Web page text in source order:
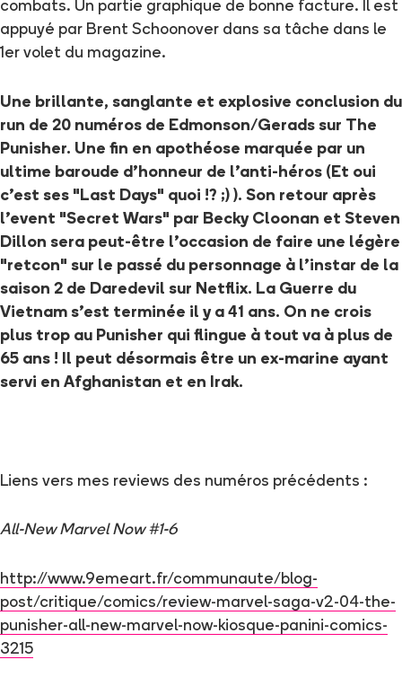
combats. Un partie graphique de bonne facture. Il est
appuyé par Brent Schoonover dans sa tâche dans le
1er volet du magazine.
Une brillante, sanglante et explosive conclusion du
run de 20 numéros de Edmonson/Gerads sur The
Punisher. Une fin en apothéose marquée par un
ultime baroude d'honneur de l'anti-héros (Et oui
c'est ses "Last Days" quoi !? ;) ). Son retour après
l'event "Secret Wars" par Becky Cloonan et Steven
Dillon sera peut-être l'occasion de faire une légère
"retcon" sur le passé du personnage à l'instar de la
saison 2 de Daredevil sur Netflix. La Guerre du
Vietnam s'est terminée il y a 41 ans. On ne crois
plus trop au Punisher qui flingue à tout va à plus de
65 ans ! Il peut désormais être un ex-marine ayant
servi en Afghanistan et en Irak.
Liens vers mes reviews des numéros précédents :
All-New Marvel Now #1-6
http://www.9emeart.fr/communaute/blog-
post/critique/comics/review-marvel-saga-v2-04-the-
punisher-all-new-marvel-now-kiosque-panini-comics-
3215